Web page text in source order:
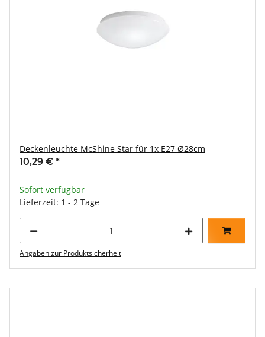
Deckenleuchte McShine Star für 1x E27 Ø28cm
10,29 € *
Sofort verfügbar
Lieferzeit: 1 - 2 Tage
Angaben zur Produktsicherheit